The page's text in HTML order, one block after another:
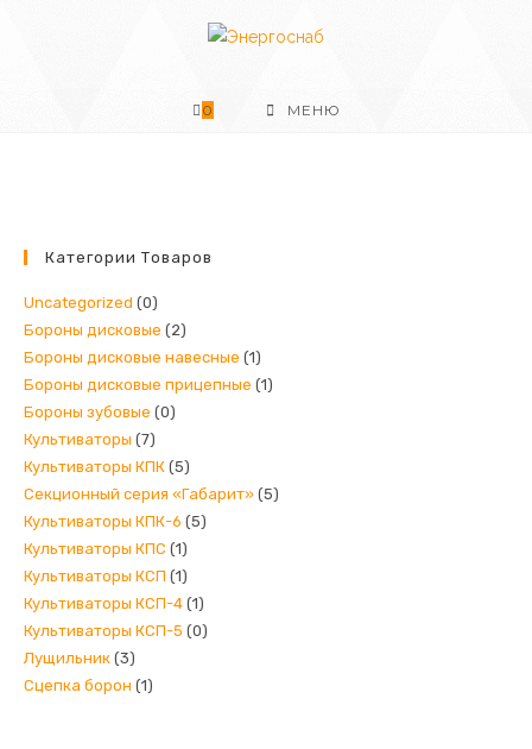
0 МЕНЮ
Категории Товаров
Uncategorized (0)
Бороны дисковые (2)
Бороны дисковые навесные (1)
Бороны дисковые прицепные (1)
Бороны зубовые (0)
Культиваторы (7)
Культиваторы КПК (5)
Секционный серия «Габарит» (5)
Культиваторы КПК-6 (5)
Культиваторы КПС (1)
Культиваторы КСП (1)
Культиваторы КСП-4 (1)
Культиваторы КСП-5 (0)
Лущильник (3)
Сцепка борон (1)